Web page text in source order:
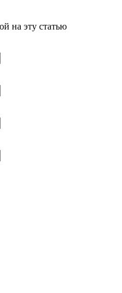
на эту статью